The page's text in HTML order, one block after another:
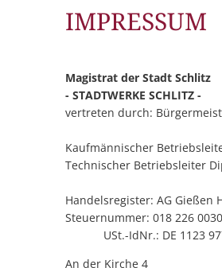
ImpressumIMPRESSUM
Magistrat der Stadt Schlitz
- STADTWERKE SCHLITZ -
vertreten durch:
Kaufmännischer
Technischer Betriebsleiter
Handelsregister: AG Gießen
USt.-IdNr.: DE 1123
An der Kirche 4